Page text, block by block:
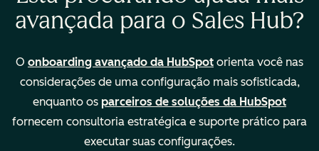
migrar/importar
dados do seu CRM
Encaminhar e gerir
diversas equipes
—
Características
$1.500
avançada para o Sales Hub?
O onboarding avançado da HubSpot orienta você nas
considerações de uma configuração mais sofisticada,
enquanto os parceiros de soluções da HubSpot
fornecem consultoria estratégica e suporte prático para
executar suas configurações.